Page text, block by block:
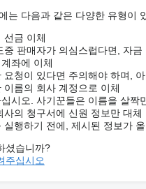
는 다음과 같은 다양한 유형이
선금 이체
중 판매자가 의심스럽다면, 자
좌에 이체
요청이 있다면 주의해야 하며,
이름의 회사 계정으로 이체
시오. 사기꾼들은 이름을 살짝
사의 청구서에 신원 정보만 대체
실행하기 전에, 제시된 정보가
셨습니까?
주십시오